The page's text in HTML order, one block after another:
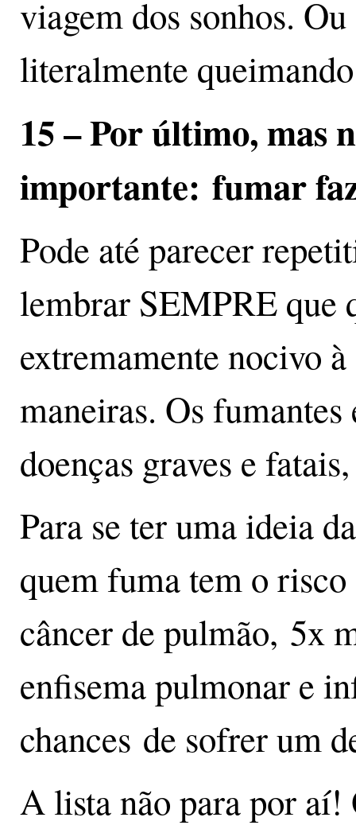
viagem dos sonhos.
literalmente
15 – Por último, mas
importante: fumar
Pode até parecer
lembrar SEMPRE que
extremamente nocivo
maneiras. Os fumantes
doenças graves e
Para se ter uma ideia
quem fuma tem o
câncer de pulmão, 5x
enfisema pulmonar e
chances de sofrer um
A lista não para por aí!